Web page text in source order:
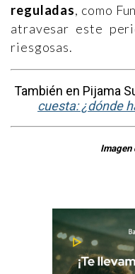
reguladas, como
atravesar este
riesgosas.
También en Pijama
cuesta: ¿dónde
Imagen